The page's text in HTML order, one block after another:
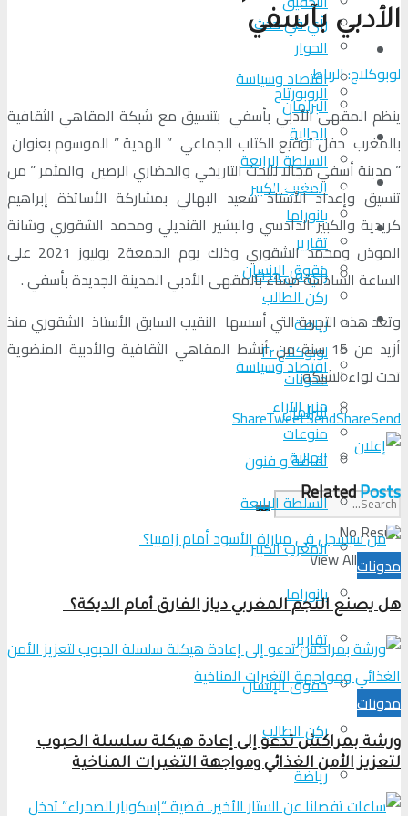
رأي في حدث
المزيد
اقتصاد وسياسة
البرلمان
الجالية
السلطة الرابعة
المغرب الكبير
بانوراما
تقارير
حقوق الإنسان
ركن الطالب
رياضة
لوبوكلاج Fr
مدونات
منبر الآراء
منوعات
ثقافة و فنون
No Result
View All Result
الحوار
الروبورتاج
تحلیل الأحداث
من عين المكان
لوبوكلاج TV
رأي في حدث
المزيد
اقتصاد وسياسة
البرلمان
الجالية
السلطة الرابعة
المغرب الكبير
بانوراما
تقارير
حقوق الإنسان
ركن الطالب
رياضة
الأدبي بآسفي
لوبوكلاج: الرباط
ينظم المقهى الأدبي بأسفي بتنسيق مع شبكة المقاهي الثقافية
بالمغرب حفل توقيع الكتاب الجماعي ” الهدية ” الموسوم بعنوان
” مدينة أسفي مجالا للبحث التاريخي والحضاري الرصين والمثمر ” من
تنسيق وإعداد الأستاذ سعيد البهالي بمشاركة الأساتذة إبراهيم
كريدية والكبير الدادسي والبشير القنديلي ومحمد الشقوري وشانة
الموذن ومحمد الشقوري وذلك يوم الجمعة2 يوليوز 2021 على
الساعة السادسة مساء بالمقهى الأدبي المدينة الجديدة بأسفي .
وتعد هذه التجربة التي أسسها النقيب السابق الأستاذ الشقوري منذ
أزيد من 15 سنة من أنشط المقاهي الثقافية والأدبية المنضوية
تحت لواء الشبكة.
ShareTweetSendShareSend
RelatedPosts
مدونات
هل يصنع النجم المغربي دياز الفارق أمام الديكة؟
مدونات
ورشة بمراكش تدعو إلى إعادة هيكلة سلسلة الحبوب
لتعزيز الأمن الغذائي ومواجهة التغيرات المناخية